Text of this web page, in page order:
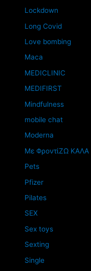
Lockdown
Long Covid
Love bombing
Maca
MEDICLINIC
MEDIFIRST
Mindfulness
mobile chat
Moderna
Mε ΦροντίΖΩ ΚΑΛΑ
Pets
Pfizer
Pilates
SEX
Sex toys
Sexting
Single